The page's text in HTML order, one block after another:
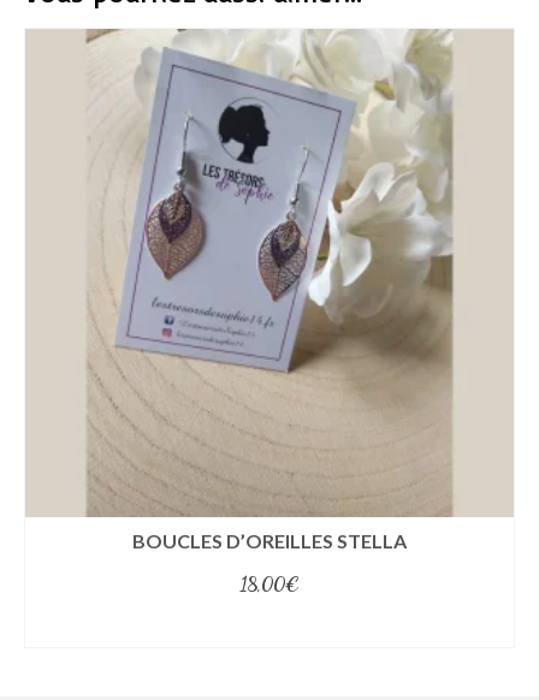
BOUCLES D’OREILLES STELLA
18,00€